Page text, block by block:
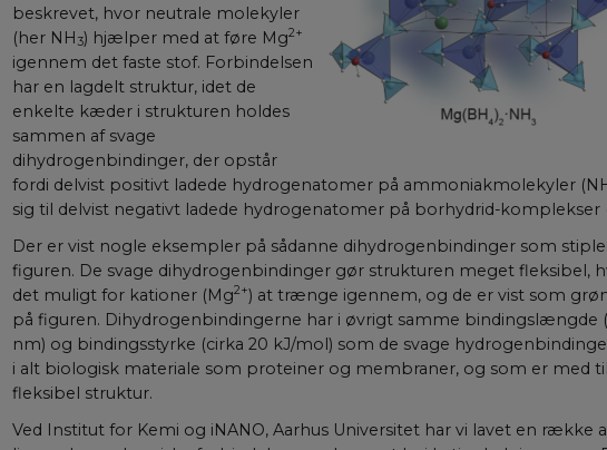
beskrevet, hvor neutrale molekyler
(her NH 3) hjælper med at føre Mg2+
igennem det faste stof. Forbindelsen
har en lagdelt struktur, idet de
enkelte kæder i strukturen holdes
sammen af svage
dihydrogenbindinger, der opstår
fordi delvist positivt ladede hydrogenatomer på ammoniakmolekyler
sig til delvist negativt ladede hydrogenatomer på borhydrid-komplekser
Der er vist nogle eksempler på sådanne dihydrogenbindinger som
figuren. De svage dihydrogen­bindinger gør strukturen meget fleksibel,
det muligt for kationer (Mg2+) at trænge igennem, og de er vist som
på figuren. Dihydrogenbindingerne har i øvrigt samme bindingslængde
nm) og bindingsstyrke (cirka 20 kJ/mol) som de svage
i alt biologisk materiale som proteiner og membraner, og som er med
fleksibel struktur.
Ved Institut for Kemi og iNANO, Aarhus Universitet har vi lavet en række
Navn / Domæne Udløb
Beskrivelse
nmstat
Siteimprove A/S
.aktuelnaturvidenskab.dk
1 år 1
måned
Denne cookie indstilles af SiteImprove. Det registrerer
besøgendes adfærd på webstedet. Bruges til intern
webstedsoperatøren.
__Secure-YNID
.youtube.com
5
måneder
4 uger
Dette er en sikkerhedsorienteret cookie, der sættes af
beskytter loginprocesser og sikrer sikker brugeradgang.
YSC
.youtube.com
Session
Denne cookie indstilles af YouTube til at spore
__Secure-
ROLLOUT_TOKEN
.youtube.com
5
4 uger
YouTube bruger denne cookie til at lancere nye
VISITOR_INFO1_LIVE
Google LLC
.youtube.com
5
måneder
4 uger
Denne cookie indstilles af Youtube for at holde styr
for Youtube-videoer, der er indlejret i websteder; den
om webstedsbesøgende bruger den nye eller gamle
__Secure-typo3nonce_Qo2uwGSpljjSaKhtzvJuIA
aktuelnaturvidenskab.dk
__Secure-typo3nonce_eIBI8r5WxlSyZCHbm3ymLQ
aktuelnaturvidenskab.dk
__Secure-typo3nonce_neMQg8rH1wTkMuCTvDLVtg
aktuelnaturvidenskab.dk
Session
__Secure-typo3nonce_M4XdBoB8fUI9A4vpzrXShg
aktuelnaturvidenskab.dk